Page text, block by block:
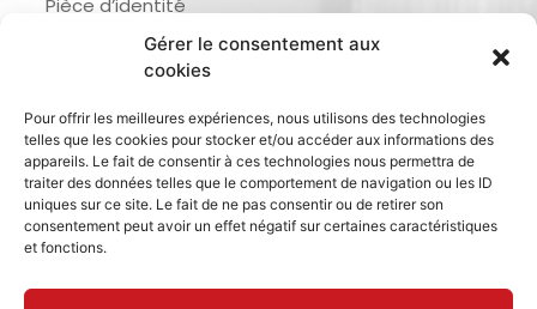
Gérer le consentement aux
cookies
Pour offrir les meilleures expériences, nous utilisons des technologies
telles que les cookies pour stocker et/ou accéder aux informations des
appareils. Le fait de consentir à ces technologies nous permettra de
traiter des données telles que le comportement de navigation ou les ID
uniques sur ce site. Le fait de ne pas consentir ou de retirer son
consentement peut avoir un effet négatif sur certaines caractéristiques
et fonctions.
Demande d’actes d’état civil
Inscription listes électorales
Recensement militaire
Le journal de ma ville
Gestion des déchets